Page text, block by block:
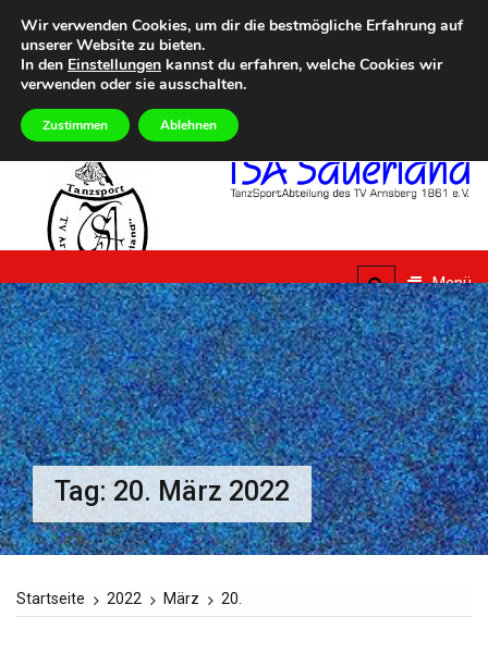
Inhalt
springen
Heute SONNTAG, 9TH AUGUST 2026
Eilmeldungen
5. Summer Dance Special – Urlaub vom Alltag
TSA
Sauerland
TanzSportAbteilung des
TV Arnsberg
Menü
Tag: 20. März 2022
Startseite 2022 März 20.
Wir verwenden Cookies, um dir die bestmögliche Erfahrung auf
unserer Website zu bieten.
In den Einstellungen kannst du erfahren, welche Cookies wir
verwenden oder sie ausschalten.
Zustimmen Ablehnen